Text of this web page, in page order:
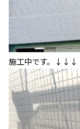
施工中です。↓↓↓